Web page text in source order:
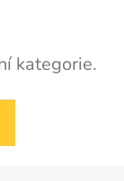
kategorie.